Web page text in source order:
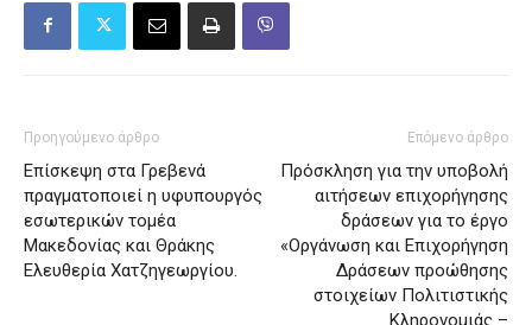
Προηγούμενο άρθρο
Επίσκεψη στα Γρεβενά
πραγματοποιεί η υφυπουργός
εσωτερικών τομέα
Μακεδονίας και Θράκης
Ελευθερία Χατζηγεωργίου.
Επόμενο άρθρο
Πρόσκληση για την υποβολή
αιτήσεων επιχορήγησης
δράσεων για το έργο
«Οργάνωση και Επιχορήγηση
Δράσεων προώθησης
στοιχείων Πολιτιστικής
Κληρονομιάς –